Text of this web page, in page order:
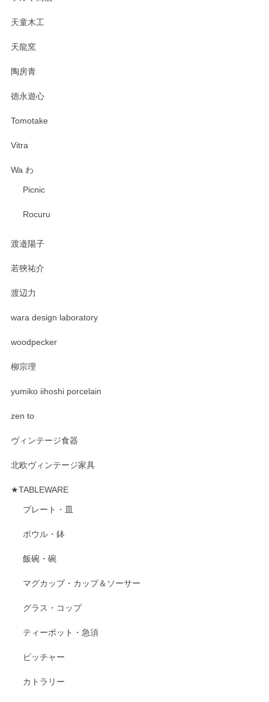
天童木工
天龍窯
陶房青
徳永遊心
Tomotake
Vitra
Wa わ
Picnic
Rocuru
渡邉陽子
若狹祐介
渡辺力
wara design laboratory
woodpecker
柳宗理
yumiko iihoshi porcelain
zen to
ヴィンテージ食器
北欧ヴィンテージ家具
★TABLEWARE
プレート・皿
ボウル・鉢
飯碗・碗
マグカップ・カップ＆ソーサー
グラス・コップ
ティーポット・急須
ピッチャー
カトラリー